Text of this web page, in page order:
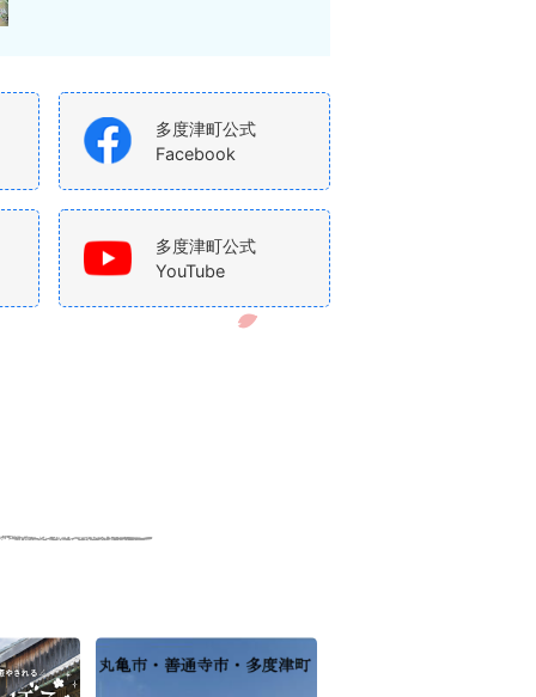
多度津町公式
Facebook
多度津町公式
YouTube
枚